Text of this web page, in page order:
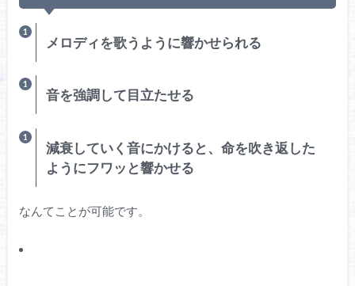
メロディを歌うように響かせられる
音を強調して目立たせる
減衰していく音にかけると、命を吹き返した
ようにフワッと響かせる
なんてことが可能です。